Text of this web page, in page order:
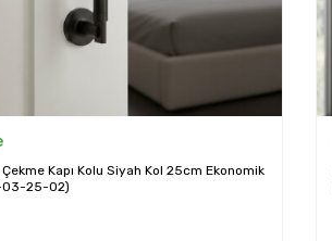
Kapı Kolu Siyah Kol 25cm Ekonomik
25-02)